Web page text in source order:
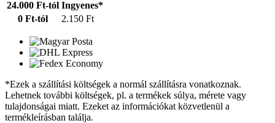
24.000 Ft-tól Ingyenes*
0 Ft-tól
2.150 Ft
*Ezek a szállítási költségek a normál szállításra vonatkoznak.
Lehetnek további költségek, pl. a termékek súlya, mérete vagy
tulajdonságai miatt. Ezeket az információkat közvetlenül a
termékleírásban találja.